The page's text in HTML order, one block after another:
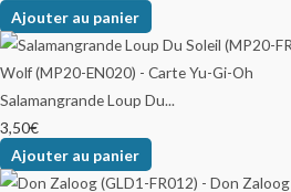
Ajouter au panier
Salamangrande Loup Du...
3,50€
Ajouter au panier